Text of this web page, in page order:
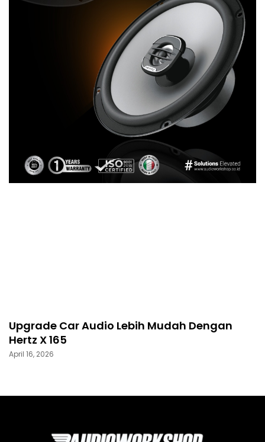
Upgrade Car Audio Lebih Mudah Dengan
Hertz X 165
April 16, 2026